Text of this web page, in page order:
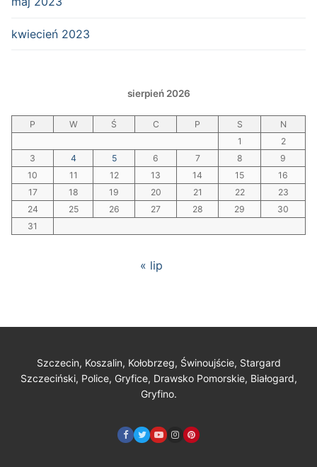
kwiecień 2023
sierpień 2026
P W Ś C P S
N
1
2
3
4 5 6 7 8
9
10
11 12 13 14 15
16
17
18 19 20 21 22
23
24
25 26 27 28 29
30
31
« lip
Szczecin, Koszalin, Kołobrzeg, Świnoujście, Stargard
Szczeciński, Police, Gryfice, Drawsko Pomorskie, Białogard,
Gryfino.